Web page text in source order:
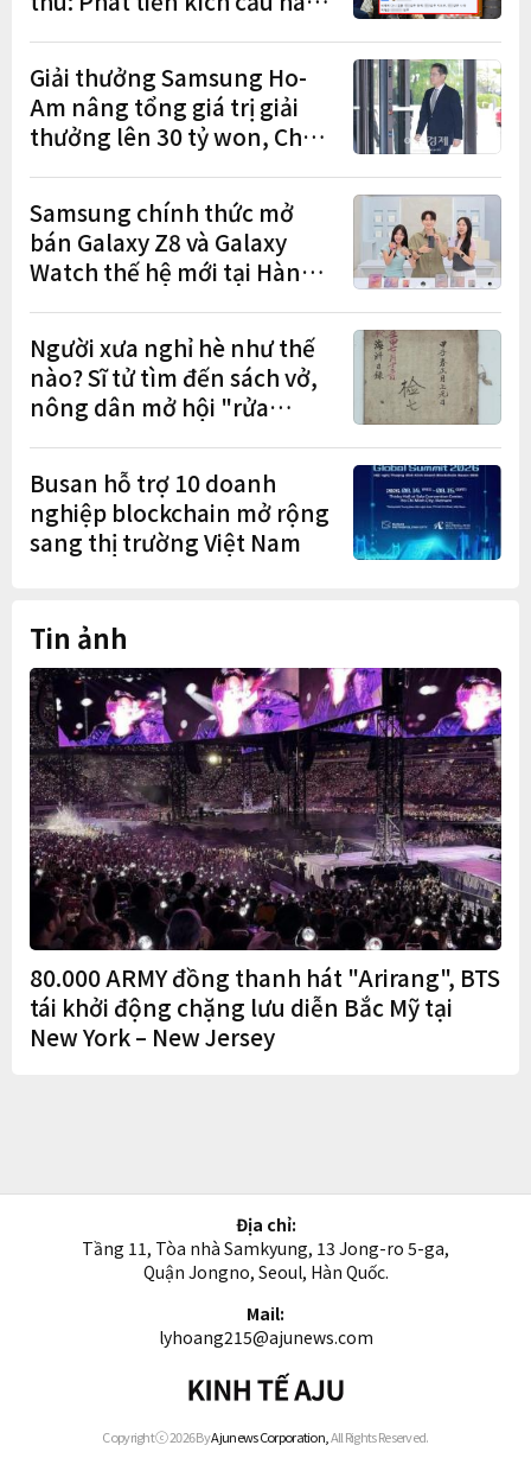
Giải thưởng Samsung Ho-
Am nâng tổng giá trị giải
thưởng lên 30 tỷ won, Chủ
lễ trao giải năm thứ 5 liên
tiếp
Samsung chính thức mở
bán Galaxy Z8 và Galaxy
Watch thế hệ mới tại Hàn
đơn đặt trước
Người xưa nghỉ hè như thế
nào? Sĩ tử tìm đến sách vở,
nông dân mở hội "rửa
Busan hỗ trợ 10 doanh
nghiệp blockchain mở rộng
sang thị trường Việt Nam
Tin ảnh
80.000 ARMY đồng thanh hát "Arirang", BTS
tái khởi động chặng lưu diễn Bắc Mỹ tại
New York – New Jersey
Địa chỉ:
Tầng 11, Tòa nhà Samkyung, 13 Jong-ro 5-ga,
Quận Jongno, Seoul, Hàn Quốc.
Mail:
lyhoang215@ajunews.com
Kinh
tế
AJU
Copyright ⓒ 2026 ByAjunews Corporation,All Rights Reserved.